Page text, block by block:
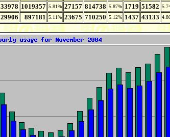
33978 1019357 5.81% 27157 814738 5.87% 1719 51582
29906 897181 5.11% 23675 710250 5.12% 1437 43133